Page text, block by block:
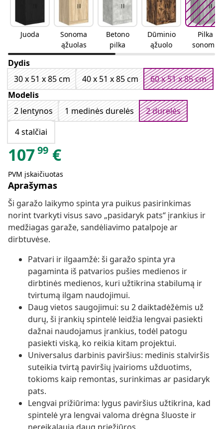
Juoda
Sonoma
ąžuolas
Betono
pilka
Dūminio
ąžuolo
Pilka
sonoma
ąžuolo
Dydis
30 x 51 x 85 cm
40 x 51 x 85 cm
60 x 51 x 85 cm
Modelis
2 lentynos
1 medinės durelės
2 durelės
4 stalčiai
10799 €
PVM įskaičiuotas
Aprašymas
Ši garažo laikymo spinta yra puikus pasirinkimas
norint tvarkyti visus savo „pasidaryk pats“ įrankius ir
medžiagas garaže, sandėliavimo patalpoje ar
dirbtuvėse.
Patvari ir ilgaamžė: ši garažo spinta yra
pagaminta iš patvarios pušies medienos ir
dirbtinės medienos, kuri užtikrina stabilumą ir
tvirtumą ilgam naudojimui.
Daug vietos saugojimui: su 2 daiktadėžėmis už
durų, ši įrankių spintelė leidžia lengvai pasiekti
dažnai naudojamus įrankius, todėl patogu
pasiekti viską, ko reikia kitam projektui.
Universalus darbinis paviršius: medinis stalviršis
suteikia tvirtą paviršių įvairioms užduotims,
tokioms kaip remontas, surinkimas ar pasidaryk
pats.
Lengvai prižiūrima: lygus paviršius užtikrina, kad
spintelė yra lengvai valoma drėgna šluoste ir